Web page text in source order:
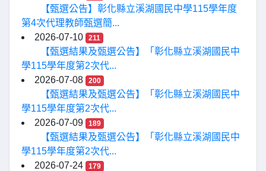
【甄選公告】彰化縣立溪湖國民中學115學年度
第4次代理教師甄選簡...
2026-07-10
211
【甄選結果及甄選公告】「彰化縣立溪湖國民中
學115學年度第2次代...
2026-07-08
200
【甄選結果及甄選公告】「彰化縣立溪湖國民中
學115學年度第2次代...
2026-07-09
189
【甄選結果及甄選公告】「彰化縣立溪湖國民中
學115學年度第2次代...
2026-07-24
179